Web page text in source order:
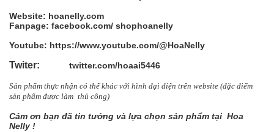
Website: hoanelly.com
Fanpage: facebook.com/ shophoanelly
Youtube: https://www.youtube.com/@HoaNelly
Twiter: twitter.com/hoaai5446
Sản phẩm thực nhận có thể khác với hình đại diện trên website (đặc điểm
sản phẩm được làm thủ công)
Cảm ơn bạn đã tin tưởng và lựa chọn sản phẩm tại Hoa
Nelly !